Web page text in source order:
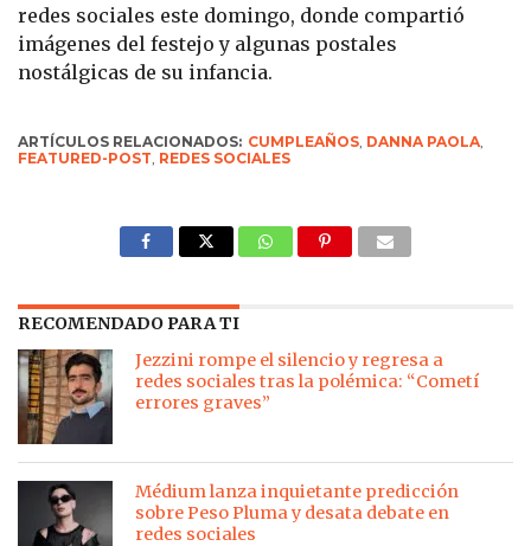
redes sociales este domingo, donde compartió
imágenes del festejo y algunas postales
nostálgicas de su infancia.
ARTÍCULOS RELACIONADOS: CUMPLEAÑOS DANNA PAOLA
FEATURED-POST REDES SOCIALES
RECOMENDADO PARA TI
Jezzini rompe el silencio y regresa a
redes sociales tras la polémica: “Cometí
errores graves”
Médium lanza inquietante predicción
sobre Peso Pluma y desata debate en
redes sociales